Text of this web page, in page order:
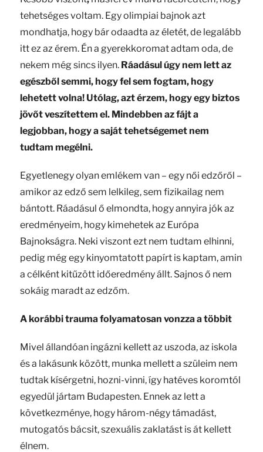
tehetséges voltam. Egy olimpiai bajnok azt
mondhatja, hogy bár odaadta az életét, de legalább
itt ez az érem. Én a gyerekkoromat adtam oda, de
nekem még sincs ilyen.Ráadásul úgy nem lett az
egészből semmi, hogy fel sem fogtam, hogy
lehetett volna! Utólag, azt érzem, hogy egy biztos
jövőt veszítettem el. Mindebben az fájt a
legjobban, hogy a saját tehetségemet nem
tudtam megélni.
Egyetlenegy olyan emlékem van – egy női edzőről –
amikor az edző sem lelkileg, sem fizikailag nem
bántott. Ráadásul ő elmondta, hogy annyira jók az
eredményeim, hogy kimehetek az Európa
Bajnokságra. Neki viszont ezt nem tudtam elhinni,
pedig még egy kinyomtatott papírt is kaptam, amin
a célként kitűzött időeredmény állt. Sajnos ő nem
sokáig maradt az edzőm.
A korábbi trauma folyamatosan vonzza a többit
Mivel állandóan ingázni kellett az uszoda, az iskola
és a lakásunk között, munka mellett a szüleim nem
tudtak kísérgetni, hozni-vinni, így hatéves koromtól
egyedül jártam Budapesten. Ennek az lett a
következménye, hogy három-négy támadást,
mutogatós bácsit, szexuális zaklatást is át kellett
élnem.